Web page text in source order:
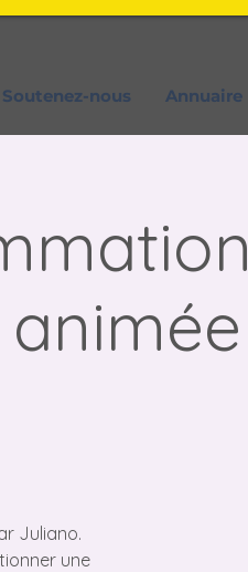
Soutenez-nous Annuaire
Juliano.
une